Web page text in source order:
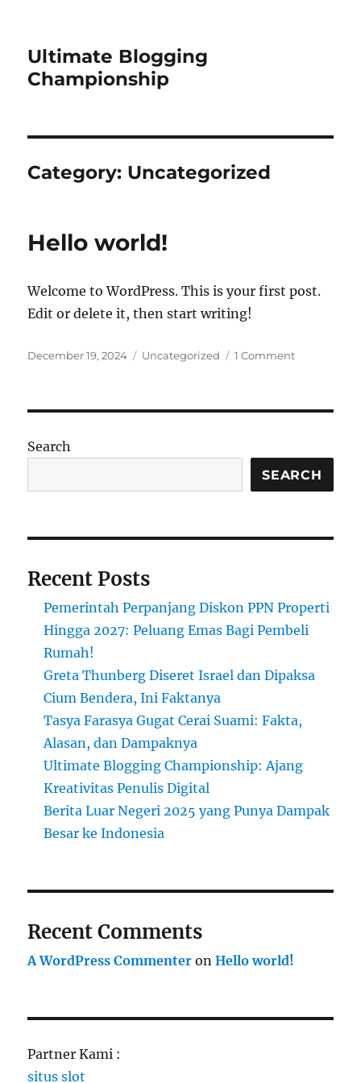
Ultimate Blogging
Championship
Category: Uncategorized
Hello world!
Welcome to WordPress. This is your first post.
Edit or delete it, then start writing!
Posted
December 19, 2024 Categories
Uncategorized 1 Commenton
Search
SEARCH
Recent Posts
Pemerintah Perpanjang Diskon PPN Properti
Hingga 2027: Peluang Emas Bagi Pembeli
Rumah!
Greta Thunberg Diseret Israel dan Dipaksa
Cium Bendera, Ini Faktanya
Tasya Farasya Gugat Cerai Suami: Fakta,
Alasan, dan Dampaknya
Ultimate Blogging Championship: Ajang
Kreativitas Penulis Digital
Berita Luar Negeri 2025 yang Punya Dampak
Besar ke Indonesia
Recent Comments
A WordPress Commenter onHello world!
Partner Kami :
situs slot